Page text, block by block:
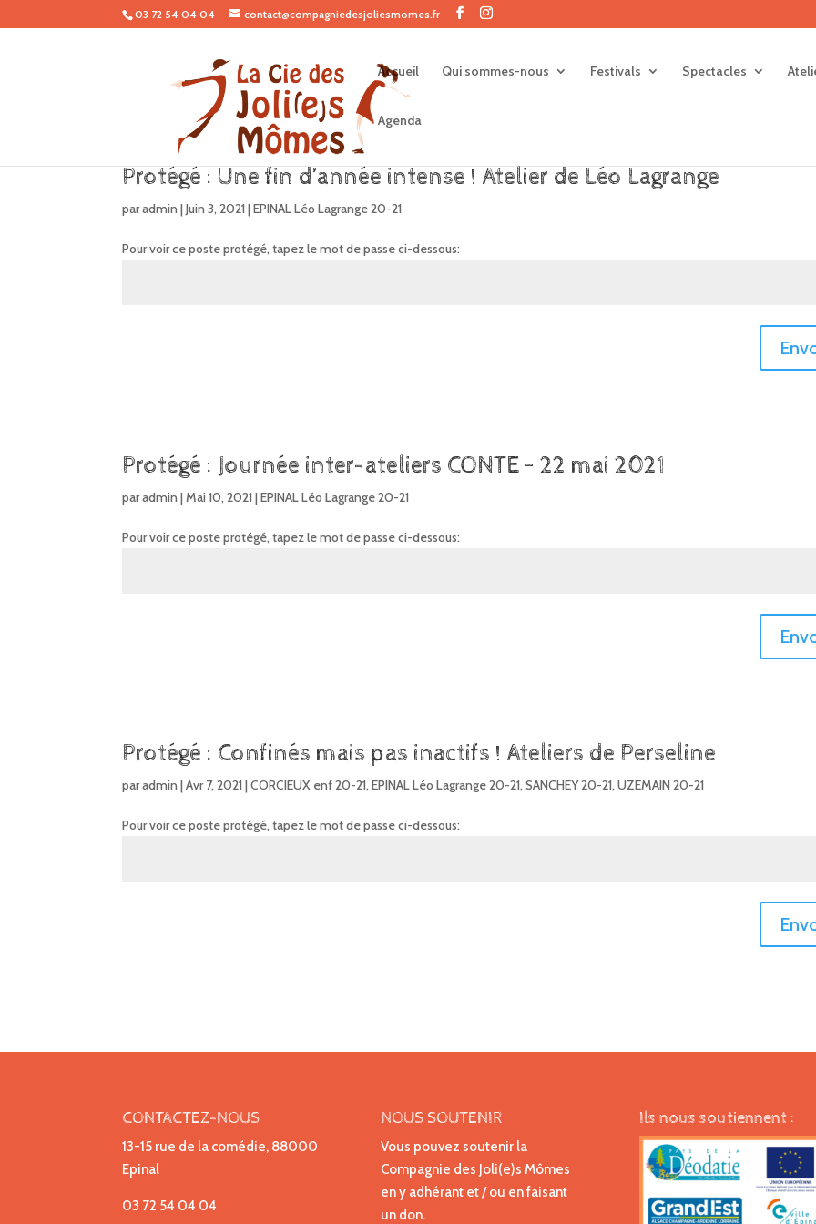
03 72 54 04 04 contact@compagniedesjoliesmomes.fr
Accueil Qui sommes-nous Festivals Spectacles
Agenda
Protégé : Une fin d’année intense ! Atelier de Léo Lagrange
paradmin |Juin 3, 2021|EPINAL Léo Lagrange 20-21
Pour voir ce poste protégé, tapez le mot de passe ci-dessous:
Protégé : Journée inter-ateliers CONTE – 22 mai 2021
paradmin |Mai 10, 2021|EPINAL Léo Lagrange 20-21
Pour voir ce poste protégé, tapez le mot de passe ci-dessous:
Protégé : Confinés mais pas inactifs ! Ateliers de Perseline
paradmin |Avr 7, 2021|CORCIEUX enf 20-21,EPINAL Léo Lagrange 20-21,SANCHEY 20-21,UZEMAIN 20-21
Pour voir ce poste protégé, tapez le mot de passe ci-dessous:
CONTACTEZ-NOUS
13-15 rue de la comédie, 88000
Epinal
03 72 54 04 04
NOUS SOUTENIR
Vous pouvez soutenir la
Compagnie des Joli(e)s Mômes
en y adhérant et / ou en faisant
un don.
Ils nous soutiennent :